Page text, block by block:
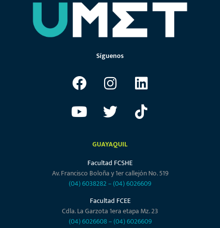
Síguenos
GUAYAQUIL
Facultad FCSHE
Av. Francisco Boloña y 1er callejón No. 519
(04) 6038282–(04) 6026609
Facultad FCEE
Cdla. La Garzota 1era etapa Mz. 23
(04) 6026608–(04) 6026609